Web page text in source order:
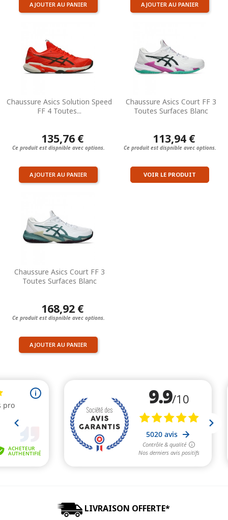
AJOUTER AU PANIER AJOUTER AU PANIER
Chaussure Asics Solution Speed
FF 4 Toutes...
135,76 €
Ce produit est dispnible avec options.
AJOUTER AU PANIER
Chaussure Asics Court FF 3
Toutes Surfaces Blanc
113,94 €
Ce produit est dispnible avec options.
VOIR LE PRODUIT
Chaussure Asics Court FF 3
Toutes Surfaces Blanc
168,92 €
Ce produit est dispnible avec options.
AJOUTER AU PANIER
LIVRAISON OFFERTE*